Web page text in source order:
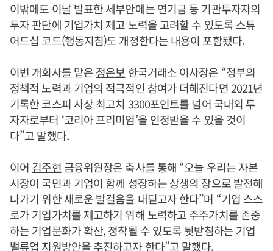
이밖에도 이날 발표한 세부안에는 연기금 등 기관투자자의
투자 판단에 기업가치 제고 노력을 고려할 수 있도록 스튜
어드십 코드(행동지침)도 개정한다는 내용이 포함됐다.
이번 개회사를 맡은정은보 한국거래소 이사장은 “정부의
정책적 노력과 기업의 적극적인 참여가 더해진다면 2021년
기록한 코스피 사상 최고치 3300포인트를 넘어 국내외 투
자자로부터 ‘코리아 프리미엄’을 인정받을 수 있을 것이
다”고 말했다.
이어 김주현 금융위원장은 축사를 통해 “오늘 우리는 자본
시장이 국민과 기업이 함께 성장하는 상생의 장으로 발전해
나가기 위한 새로운 발걸음을 내딛고자 한다”며 “기업 스스
로가 기업가치를 제고하기 위해 노력하고 주주가치를 존중
하는 기업문화가 확산, 정착될 수 있도록 뒷받침하는 기업
밸류업 지원방안을 추진하고자 한다”고 말했다.